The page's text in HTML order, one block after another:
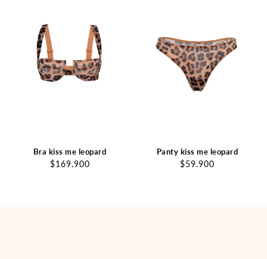
Bra kiss me leopard
$169.900
Panty kiss me leopard
$59.900